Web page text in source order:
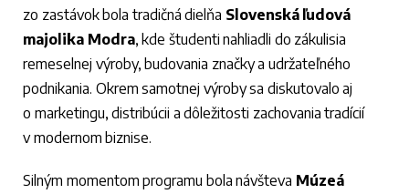
zo zastávok bola tradičná dielňa Slovenská ľudová
majolika Modra, kde študenti nahliadli do zákulisia
remeselnej výroby, budovania značky a udržateľného
podnikania. Okrem samotnej výroby sa diskutovalo aj
o marketingu, distribúcii a dôležitosti zachovania tradícií
v modernom biznise.
Silným momentom programu bola návšteva Múzeá